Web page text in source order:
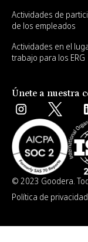
Actividades de
de los empleados
Actividades en el
trabajo para los ERG
Únete a nuestra
© 2023 Goodera.
Política de privacidad